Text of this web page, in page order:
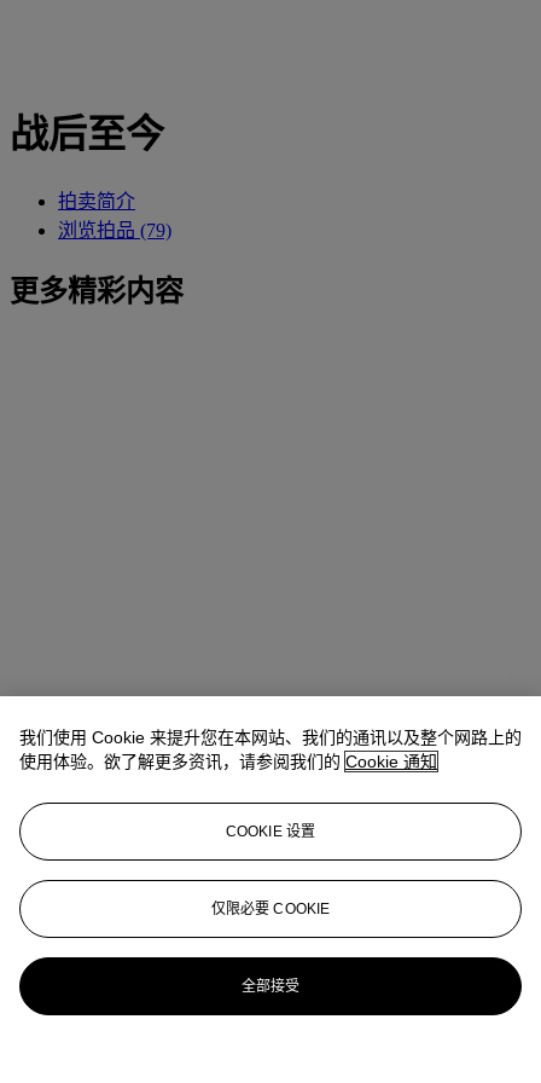
战后至今
拍卖简介
浏览拍品 (79)
更多精彩内容
我们使用 Cookie 来提升您在本网站、我们的通讯以及整个网路上的
使用体验。欲了解更多资讯，请参阅我们的 Cookie 通知
COOKIE 设置
仅限必要 COOKIE
全部接受